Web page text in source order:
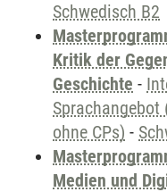
Schwedisch B2
Kritik der
Geschichte -
Sprachangebot
ohne CPs) -
Medien und